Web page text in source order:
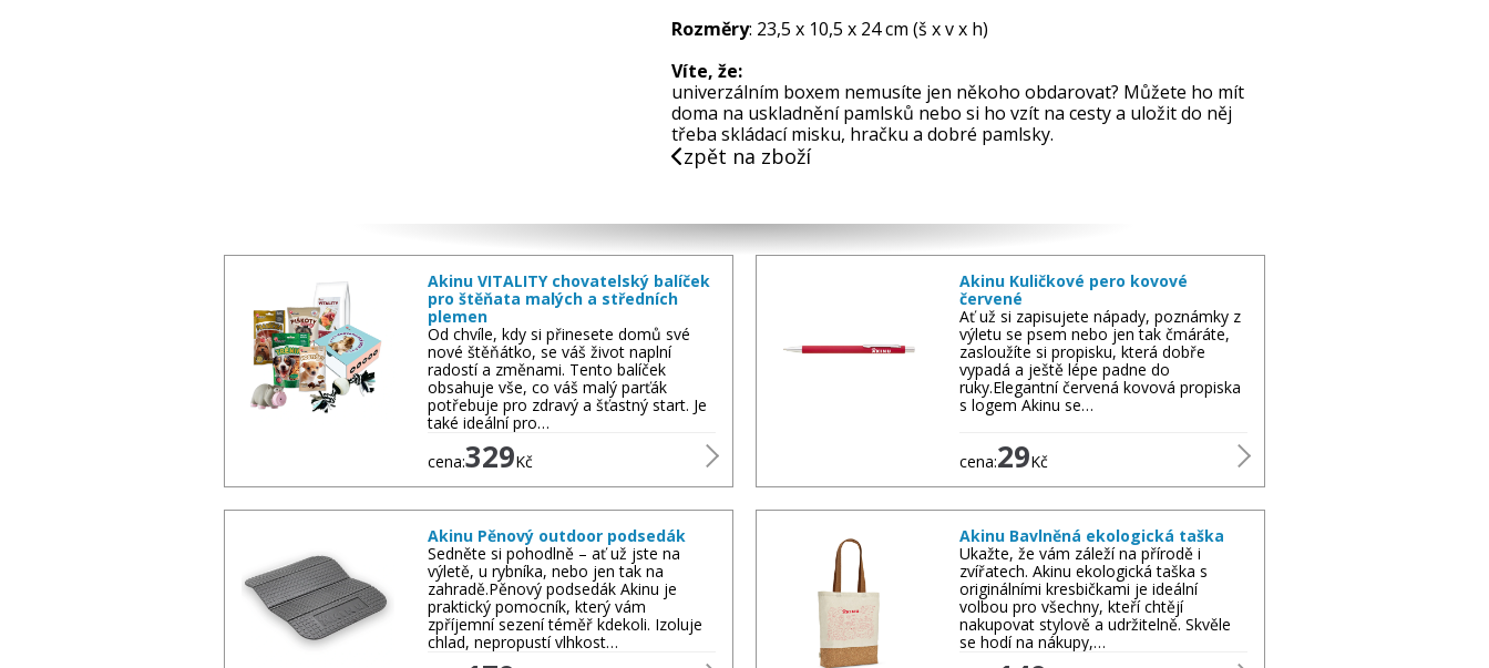
Rozměry: 23,5 x 10,5 x 24 cm (š x v x h)
Víte, že:
univerzálním boxem nemusíte jen někoho obdarovat? Můžete ho mít
doma na uskladnění pamlsků nebo si ho vzít na cesty a uložit do něj
třeba skládací misku, hračku a dobré pamlsky.
zpět na zboží
Akinu VITALITY chovatelský balíček
pro štěňata malých a středních
plemen
Od chvíle, kdy si přinesete domů své
nové štěňátko, se váš život naplní
radostí a změnami. Tento balíček
obsahuje vše, co váš malý parťák
potřebuje pro zdravý a šťastný start. Je
také ideální pro…
cena:329Kč
Akinu Kuličkové pero kovové
červené
Ať už si zapisujete nápady, poznámky z
výletu se psem nebo jen tak čmáráte,
zasloužíte si propisku, která dobře
vypadá a ještě lépe padne do
ruky.Elegantní červená kovová propiska
s logem Akinu se…
cena:29Kč
Akinu Pěnový outdoor podsedák
Sedněte si pohodlně – ať už jste na
výletě, u rybníka, nebo jen tak na
zahradě.Pěnový podsedák Akinu je
praktický pomocník, který vám
zpříjemní sezení téměř kdekoli. Izoluje
chlad, nepropustí vlhkost…
Akinu Bavlněná ekologická taška
Ukažte, že vám záleží na přírodě i
zvířatech. Akinu ekologická taška s
originálními kresbičkami je ideální
volbou pro všechny, kteří chtějí
nakupovat stylově a udržitelně. Skvěle
se hodí na nákupy,…